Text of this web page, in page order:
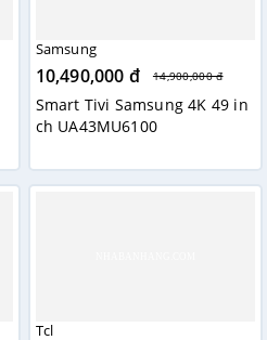
Samsung
10,490,000 đ 14,900,000 đ
Smart Tivi Samsung 4K 49 in
ch UA43MU6100
Tcl